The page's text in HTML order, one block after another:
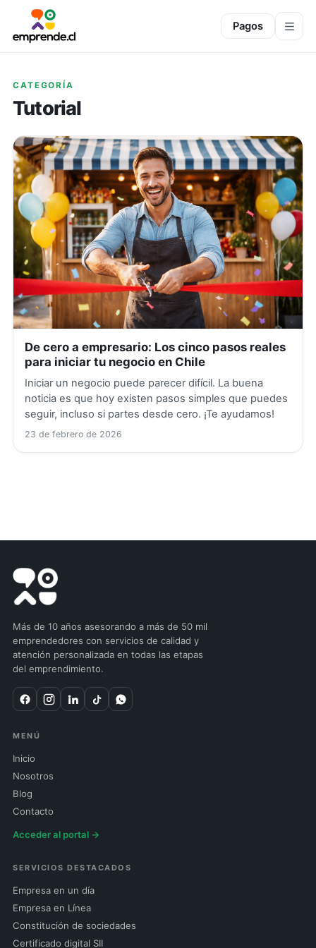
Pagos
CATEGORÍA
Tutorial
De cero a empresario: Los cinco pasos reales
para iniciar tu negocio en Chile
Iniciar un negocio puede parecer difícil. La buena
noticia es que hoy existen pasos simples que puedes
seguir, incluso si partes desde cero. ¡Te ayudamos!
23 de febrero de 2026
Más de 10 años asesorando a más de 50 mil
emprendedores con servicios de calidad y
atención personalizada en todas las etapas
del emprendimiento.
MENÚ
Inicio
Nosotros
Blog
Contacto
Acceder al portal →
SERVICIOS DESTACADOS
Empresa en un día
Empresa en Línea
Constitución de sociedades
Certificado digital SII